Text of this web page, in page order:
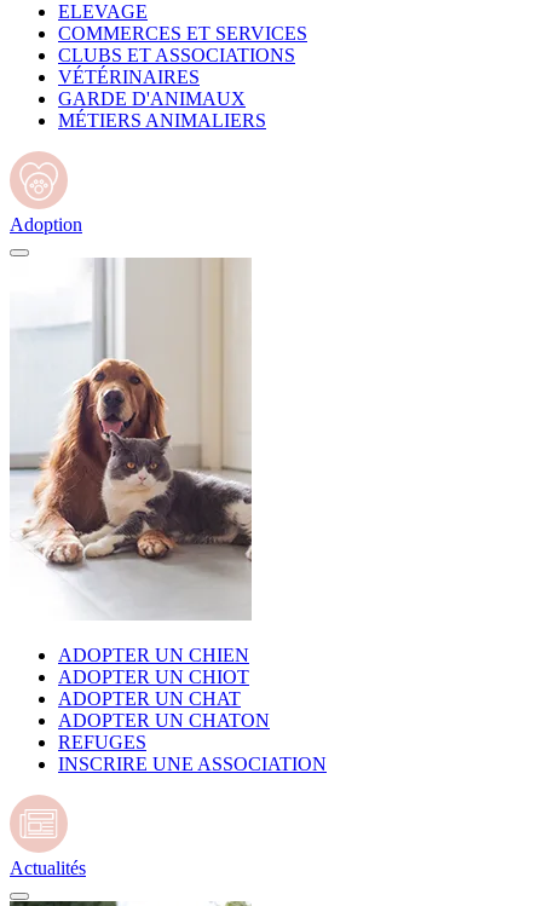
ELEVAGE
COMMERCES ET SERVICES
CLUBS ET ASSOCIATIONS
VÉTÉRINAIRES
GARDE D'ANIMAUX
MÉTIERS ANIMALIERS
Adoption
ADOPTER UN CHIEN
ADOPTER UN CHIOT
ADOPTER UN CHAT
ADOPTER UN CHATON
REFUGES
INSCRIRE UNE ASSOCIATION
Actualités